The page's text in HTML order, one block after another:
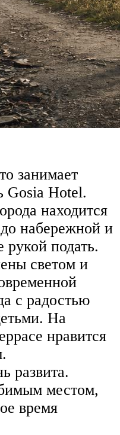
занимает
Gosia Hotel.
находится
набережной и
рукой подать.
светом и
с радостью
На
нравится
развита.
местом,
время